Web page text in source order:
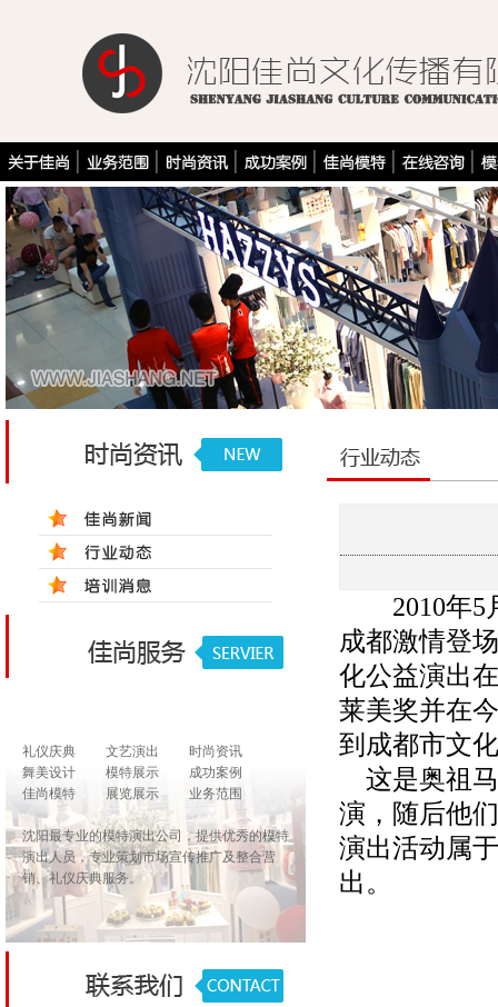
礼仪庆典 文艺演出
时尚资讯
舞美设计
模特展示
成功案例
佳尚模特
展览展示 业务范围
沈阳最专业的模特演出公司，提供优秀的模特
演出人员，专业策划市场宣传推广及整合营
销、礼仪庆典服务。
2010年5
成都激情登
化公益演出
莱美奖并在
到成都市文
这是奥祖
演，随后他
演出活动属
出。